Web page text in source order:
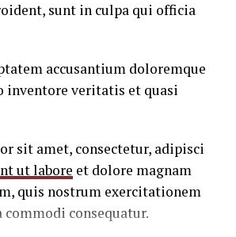
sunt in culpa qui officia
accusantium doloremque
inventore veritatis et quasi
sit amet, consectetur, adipisci
ut labore et dolore magnam
quis nostrum exercitationem
consequatur.